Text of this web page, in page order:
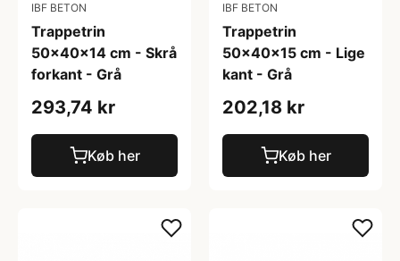
IBF BETON
Trappetrin
50x40x14 cm - Skrå
forkant - Grå
293,74 kr
Køb her
IBF BETON
Trappetrin
50x40x15 cm - Lige
kant - Grå
202,18 kr
Køb her